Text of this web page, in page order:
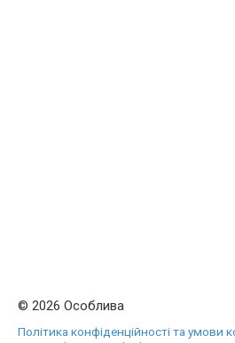
© 2026 Особлива
Політика конфіденційності та умови